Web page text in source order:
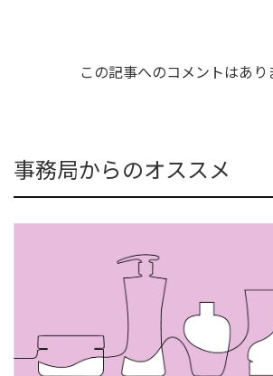
この記事へのコメントはあり
事務局からのオススメ